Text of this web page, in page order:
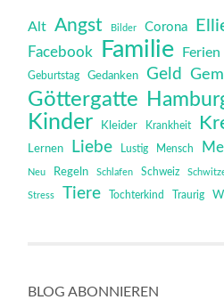
Alt Angst Bilder Corona
Facebook Familie Ferien
Geburtstag Gedanken Geld
Göttergatte
Kinder Kleider Krankheit
Lernen Liebe Lustig Mensch
Neu Regeln Schlafen Schweiz
Stress Tiere Tochterkind Traurig
BLOG ABONNIEREN